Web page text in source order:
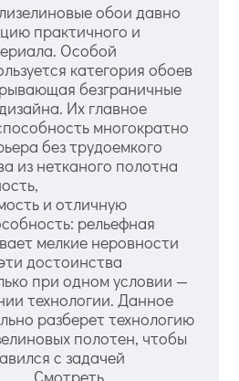
обои давно
практичного и
Особой
категория обоев
безграничные
Их главное
многократно
без трудоемкого
из нетканого полотна
и отличную
рельефная
мелкие неровности
достоинства
при одном условии —
технологии. Данное
разберет технологию
полотен, чтобы
с задачей
Смотреть